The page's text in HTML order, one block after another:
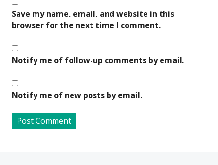
Save my name, email, and website in this
browser for the next time I comment.
Notify me of follow-up comments by email.
Notify me of new posts by email.